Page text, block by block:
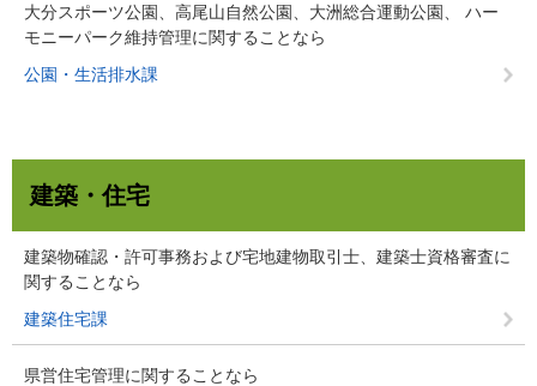
大分スポーツ公園、高尾山自然公園、大洲総合運動公園、 ハー
モニーパーク維持管理に関することなら
公園・生活排水課
建築・住宅
建築物確認・許可事務および宅地建物取引士、建築士資格審査に
関することなら
建築住宅課
県営住宅管理に関することなら